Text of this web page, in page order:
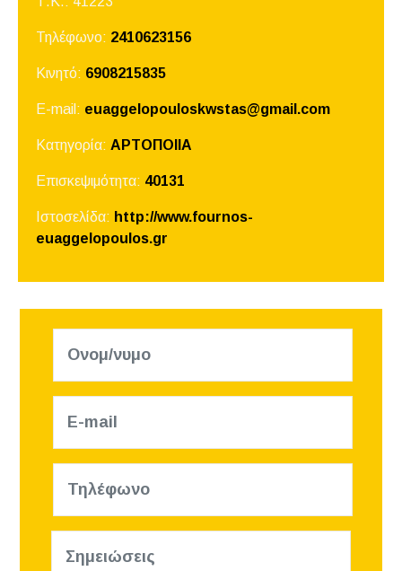
Τηλέφωνο: 2410623156
Κινητό: 6908215835
E-mail: euaggelopouloskwstas@gmail.com
Κατηγορία: ΑΡΤΟΠΟΙΙΑ
Επισκεψιμότητα: 40131
Ιστοσελίδα: http://www.fournos-
euaggelopoulos.gr